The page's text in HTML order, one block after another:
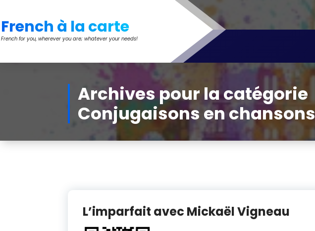
contenu
French à la carte
French for you, wherever you are; whatever your needs!
Archives pour la catégorie
Conjugaisons en chansons
L’imparfait avec Mickaël Vigneau